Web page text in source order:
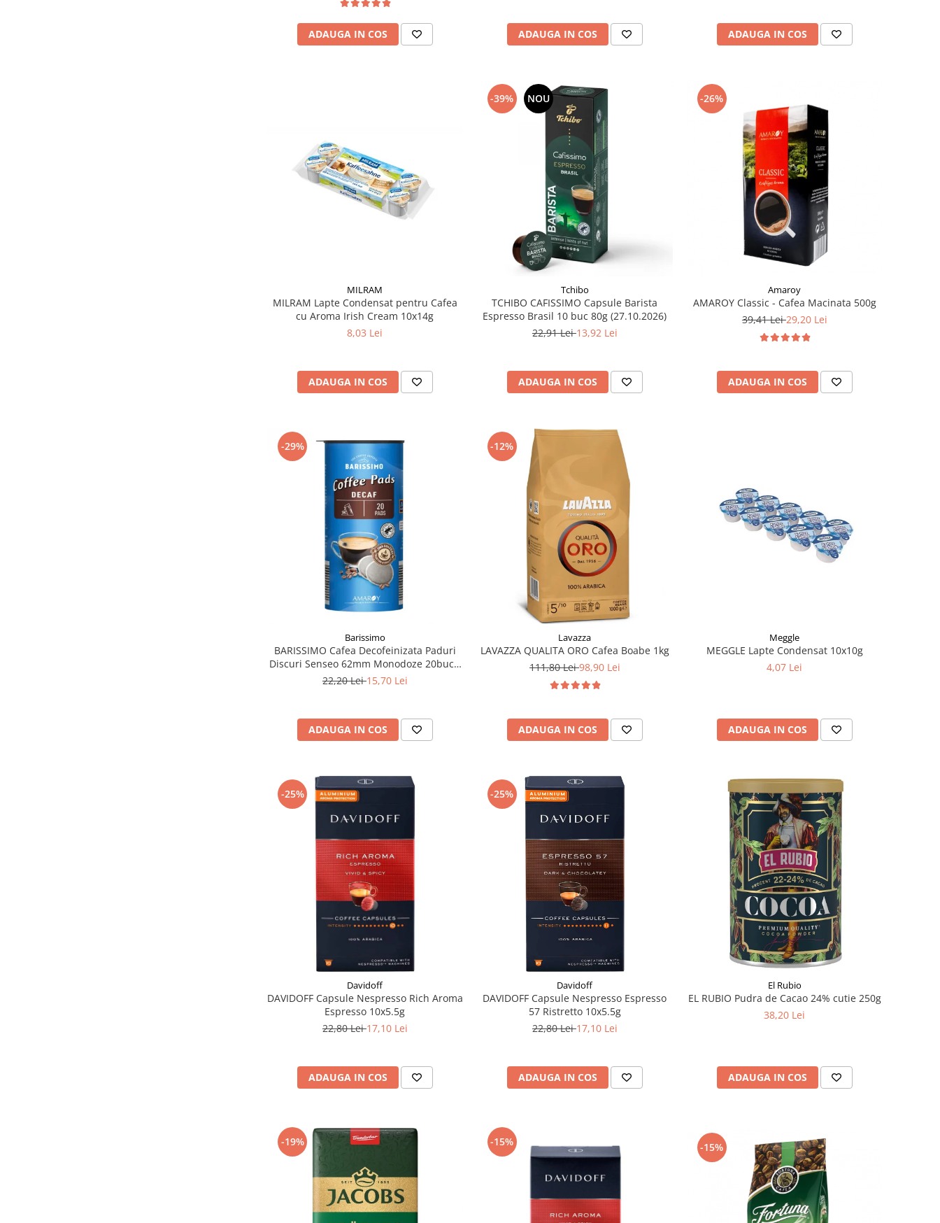
ADAUGA IN COS ADAUGA IN COS ADAUGA IN COS
MILRAM
MILRAM Lapte Condensat pentru Cafea
cu Aroma Irish Cream 10x14g
8,03 Lei
ADAUGA IN COS
-39% NOU
Tchibo
TCHIBO CAFISSIMO Capsule Barista
Espresso Brasil 10 buc 80g (27.10.2026)
22,91 Lei13,92 Lei
ADAUGA IN COS
-26%
Amaroy
AMAROY Classic - Cafea Macinata 500g
39,41 Lei29,20 Lei
ADAUGA IN COS
-29%
Barissimo
BARISSIMO Cafea Decofeinizata Paduri
Discuri Senseo 62mm Monodoze 20buc -
140g
22,20 Lei15,70 Lei
ADAUGA IN COS
-12%
Lavazza
LAVAZZA QUALITA ORO Cafea Boabe 1kg
111,80 Lei98,90 Lei
ADAUGA IN COS
Meggle
MEGGLE Lapte Condensat 10x10g
4,07 Lei
ADAUGA IN COS
-25%
Davidoff
DAVIDOFF Capsule Nespresso Rich Aroma
Espresso 10x5.5g
22,80 Lei17,10 Lei
ADAUGA IN COS
-25%
Davidoff
DAVIDOFF Capsule Nespresso Espresso
57 Ristretto 10x5.5g
22,80 Lei17,10 Lei
ADAUGA IN COS
El Rubio
EL RUBIO Pudra de Cacao 24% cutie 250g
38,20 Lei
ADAUGA IN COS
-19% -15% -15%